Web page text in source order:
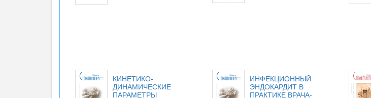
КИНЕТИКО-
ДИНАМИЧЕСКИЕ
ПАРАМЕТРЫ
ИНФЕКЦИОННЫЙ
ЭНДОКАРДИТ В
ПРАКТИКЕ ВРАЧА-